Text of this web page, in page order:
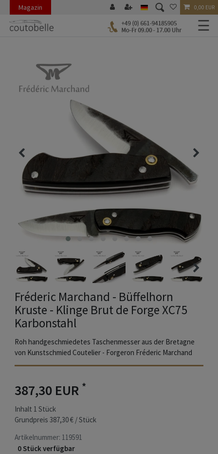
Magazin 0,00 EUR
☰
Fréderic Marchand - Büffelhorn
Kruste - Klinge Brut de Forge XC75
Karbonstahl
Roh handgeschmiedetes Taschenmesser aus der Bretagne
von Kunstschmied Coutelier - Forgeron Fréderic Marchand
387,30 EUR *
Inhalt 1 Stück
Grundpreis 387,30 € / Stück
Artikelnummer: 119591
0 Stück verfügbar